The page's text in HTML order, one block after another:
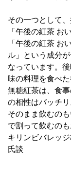
その一つとして
「午後の紅茶 お
「午後の紅茶 お
ル」という成分
なっています。
味の料理を食べ
無糖紅茶は、食
の相性はバッチリ
そのまま飲むの
で割って飲むのも
キリンビバレッ
氏談